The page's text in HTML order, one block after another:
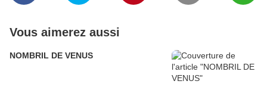
Vous aimerez aussi
NOMBRIL DE VENUS